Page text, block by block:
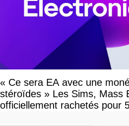
« Ce sera EA avec une
stéroïdes » Les Sims, Mass
officiellement rachetés pour